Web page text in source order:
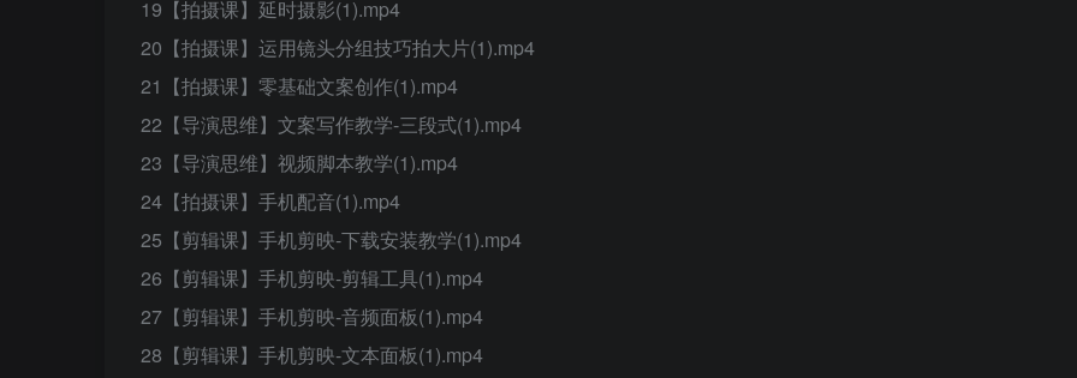
19【拍摄课】延时摄影(1).mp4
20【拍摄课】运用镜头分组技巧拍大片(1).mp4
21【拍摄课】零基础文案创作(1).mp4
22【导演思维】文案写作教学-三段式(1).mp4
23【导演思维】视频脚本教学(1).mp4
24【拍摄课】手机配音(1).mp4
25【剪辑课】手机剪映-下载安装教学(1).mp4
26【剪辑课】手机剪映-剪辑工具(1).mp4
27【剪辑课】手机剪映-音频面板(1).mp4
28【剪辑课】手机剪映-文本面板(1).mp4